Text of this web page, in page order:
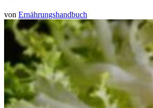
von Ernährungshandbuch